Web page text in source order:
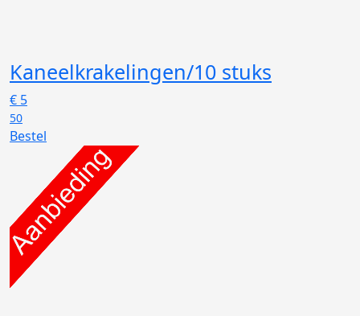
Kaneelkrakelingen/10 stuks
€ 5
50
Bestel